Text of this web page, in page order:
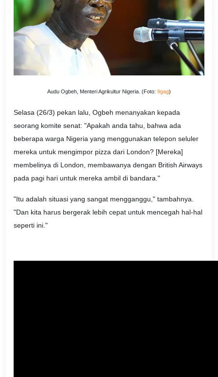
Audu Ogbeh, Menteri Agrikultur Nigeria. (Foto: 9gag)
Selasa (26/3) pekan lalu, Ogbeh menanyakan kepada
seorang komite senat: "Apakah anda tahu, bahwa ada
beberapa warga Nigeria yang menggunakan telepon seluler
mereka untuk mengimpor pizza dari London? [Mereka]
membelinya di London, membawanya dengan British Airways
pada pagi hari untuk mereka ambil di bandara."
"Itu adalah situasi yang sangat mengganggu," tambahnya.
"Dan kita harus bergerak lebih cepat untuk mencegah hal-hal
seperti ini."